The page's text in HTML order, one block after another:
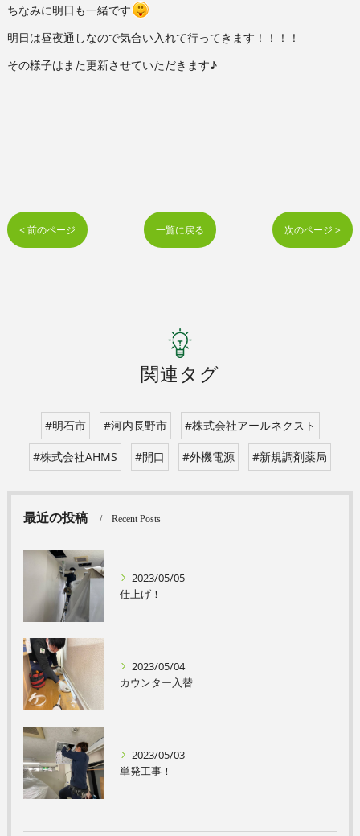
ちなみに明日も一緒です
明日は昼夜通しなので気合い入れて行ってきます！！！！
その様子はまた更新させていただきます♪
< 前のページ 一覧に戻る 次のページ >
関連タグ
#明石市 #河内長野市 #株式会社アールネクスト
#株式会社AHMS #開口 #外機電源 #新規調剤薬局
最近の投稿 Recent Posts
2023/05/05
仕上げ！
2023/05/04
カウンター入替
2023/05/03
単発工事！